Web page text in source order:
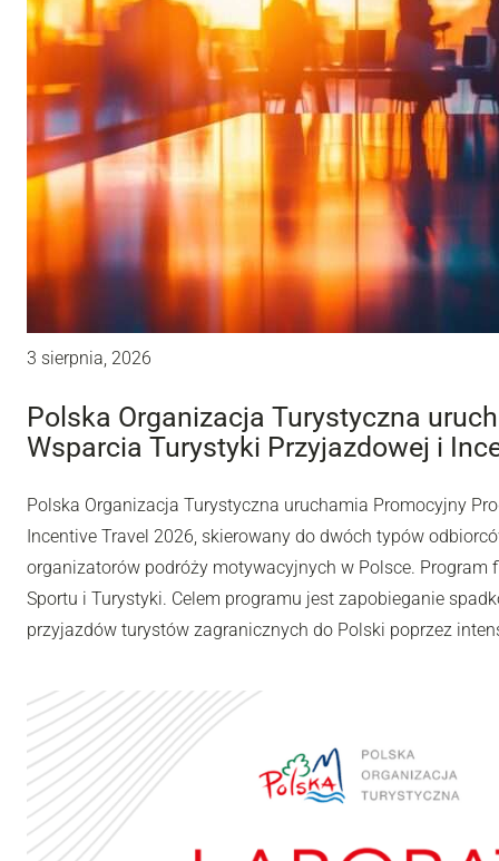
3 sierpnia, 2026
Polska Organizacja Turystyczna
Wsparcia Turystyki Przyjazdowej i
Polska Organizacja Turystyczna uruchamia Promocyjny
Incentive Travel 2026, skierowany do dwóch typów
organizatorów podróży motywacyjnych w Polsce.
Sportu i Turystyki. Celem programu jest zapobieganie
przyjazdów turystów zagranicznych do Polski poprzez